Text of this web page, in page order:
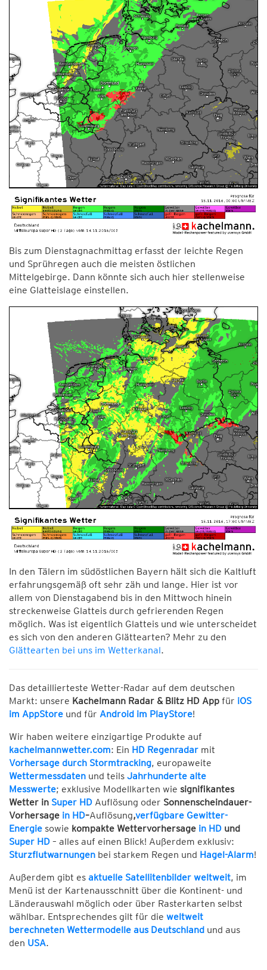
Bis zum Dienstagnachmittag erfasst der leichte Regen
und Sprühregen auch die meisten östlichen
Mittelgebirge. Dann könnte sich auch hier stellenweise
eine Glatteislage einstellen.
In den Tälern im südöstlichen Bayern hält sich die Kaltluft
erfahrungsgemäß oft sehr zäh und lange. Hier ist vor
allem von Dienstagabend bis in den Mittwoch hinein
streckenweise Glatteis durch gefrierenden Regen
möglich. Was ist eigentlich Glatteis und wie unterscheidet
es sich von den anderen Glättearten? Mehr zu den
Glättearten bei uns im Wetterkanal.
Das detaillierteste Wetter-Radar auf dem deutschen
Markt: unsere Kachelmann Radar & Blitz HD App für iOS
im AppStore und für Android im PlayStore!
Wir haben weitere einzigartige Produkte auf
kachelmannwetter.com: Ein HD Regenradar mit
Vorhersage durch Stormtracking, europaweite
Wettermessdaten und teils Jahrhunderte alte
Messwerte; exklusive Modellkarten wie signifikantes
Wetter in Super HD Auflösung oder Sonnenscheindauer-
Vorhersage in HD–Auflösung,verfügbare Gewitter-
Energie sowie kompakte Wettervorhersage in HD und
Super HD – alles auf einen Blick! Außerdem exklusiv:
Sturzflutwarnungen bei starkem Regen und Hagel-Alarm!
Außerdem gibt es aktuelle Satellitenbilder weltweit, im
Menü ist der Kartenausschnitt über die Kontinent- und
Länderauswahl möglich oder über Rasterkarten selbst
wählbar. Entsprechendes gilt für die weltweit
berechneten Wettermodelle aus Deutschland und aus
den USA.